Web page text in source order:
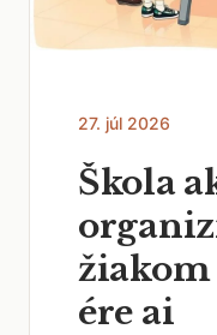
27. júl 2026
Škola
žiakom
ére ai